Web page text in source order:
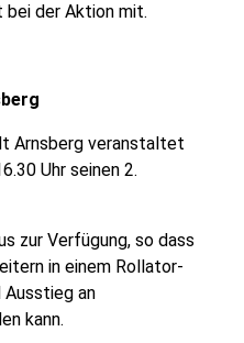
bei der Aktion mit.
Arnsberg veranstaltet
Uhr seinen 2.
zur Verfügung, so dass
in einem Rollator-
Ausstieg an
kann.